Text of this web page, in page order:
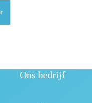
Ons bedrijf